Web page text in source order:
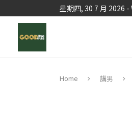
星期四, 30 7 月 2026
Home 講男